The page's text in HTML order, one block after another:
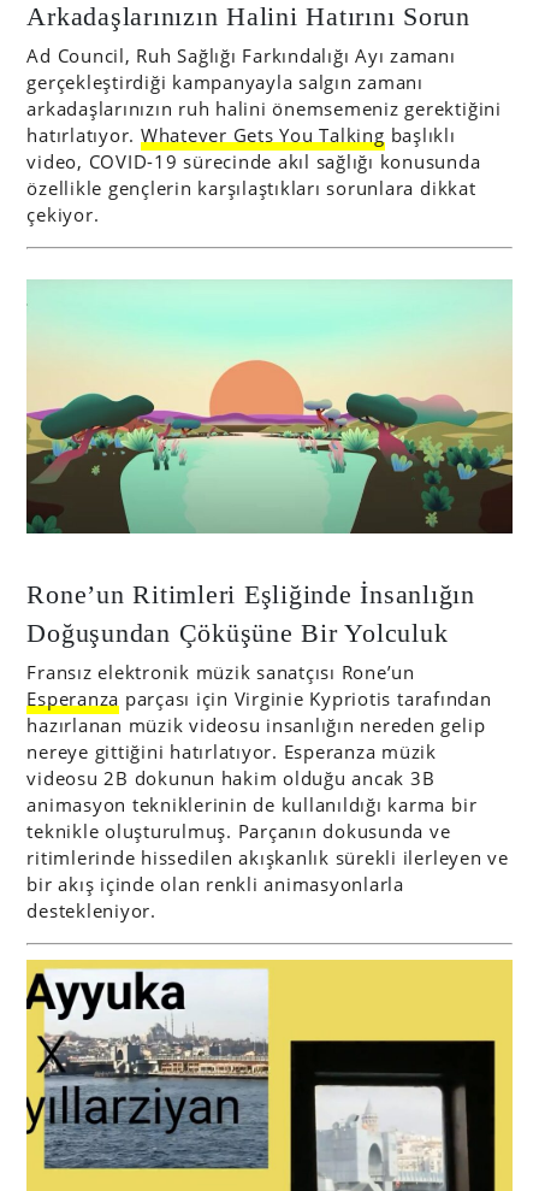
Arkadaşlarınızın Halini Hatırını Sorun
Ad Council, Ruh Sağlığı Farkındalığı Ayı zamanı
gerçekleştirdiği kampanyayla salgın zamanı
arkadaşlarınızın ruh halini önemsemeniz gerektiğini
hatırlatıyor. Whatever Gets You Talking başlıklı
video, COVID-19 sürecinde akıl sağlığı konusunda
özellikle gençlerin karşılaştıkları sorunlara dikkat
çekiyor.
Rone’un Ritimleri Eşliğinde İnsanlığın
Doğuşundan Çöküşüne Bir Yolculuk
Fransız elektronik müzik sanatçısı Rone’un
Esperanza parçası için Virginie Kypriotis tarafından
hazırlanan müzik videosu insanlığın nereden gelip
nereye gittiğini hatırlatıyor. Esperanza müzik
videosu 2B dokunun hakim olduğu ancak 3B
animasyon tekniklerinin de kullanıldığı karma bir
teknikle oluşturulmuş. Parçanın dokusunda ve
ritimlerinde hissedilen akışkanlık sürekli ilerleyen ve
bir akış içinde olan renkli animasyonlarla
destekleniyor.